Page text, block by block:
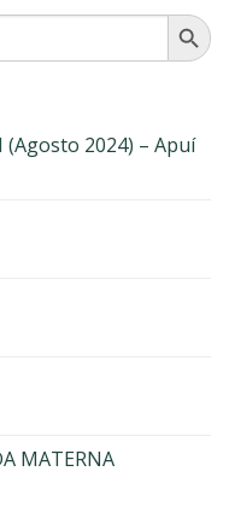
SEARCH
2024) – Apuí
MATERNA